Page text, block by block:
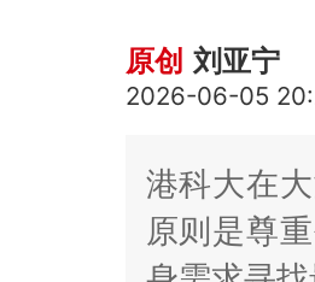
原创 刘亚宁
2026-06-05
港科大在
原则是尊